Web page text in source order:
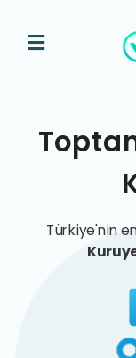
Türkiye'nin